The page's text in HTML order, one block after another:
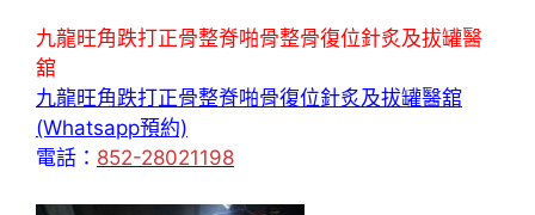
九龍旺角跌打正骨整脊啪骨整骨復位針炙及拔罐醫
舘
九龍旺角跌打正骨整脊啪骨復位針炙及拔罐醫舘
(Whatsapp預約)
電話： 852-28021198